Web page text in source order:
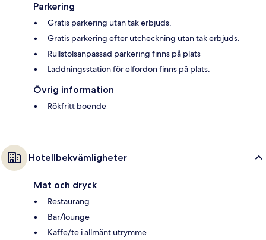
Parkering
Gratis parkering utan tak erbjuds.
Gratis parkering efter utcheckning utan tak erbjuds.
Rullstolsanpassad parkering finns på plats
Laddningsstation för elfordon finns på plats.
Övrig information
Rökfritt boende
Hotellbekvämligheter
Mat och dryck
Restaurang
Bar/lounge
Kaffe/te i allmänt utrymme